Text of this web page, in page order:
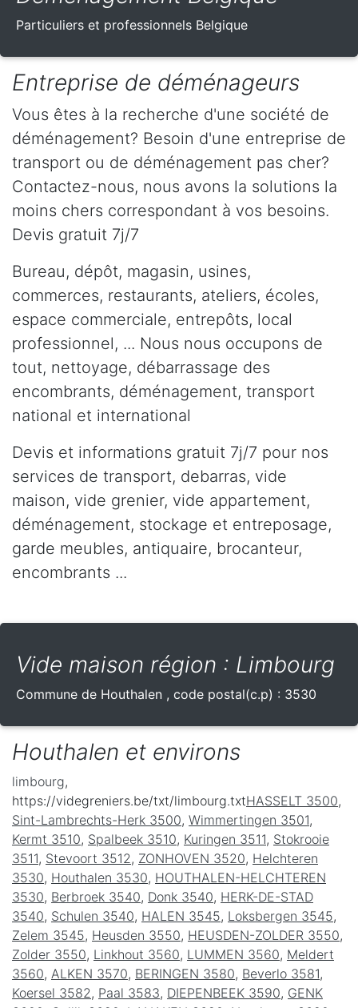
Particuliers et professionnels Belgique
Entreprise de déménageurs
Vous êtes à la recherche d'une société de
déménagement? Besoin d'une entreprise de
transport ou de déménagement pas cher?
Contactez-nous, nous avons la solutions la
moins chers correspondant à vos besoins.
Devis gratuit 7j/7
Bureau, dépôt, magasin, usines,
commerces, restaurants, ateliers, écoles,
espace commerciale, entrepôts, local
professionnel, ... Nous nous occupons de
tout, nettoyage, débarrassage des
encombrants, déménagement, transport
national et international
Devis et informations gratuit 7j/7 pour nos
services de transport, debarras, vide
maison, vide grenier, vide appartement,
déménagement, stockage et entreposage,
garde meubles, antiquaire, brocanteur,
encombrants ...
Vide maison région : Limbourg
Commune de Houthalen , code postal(c.p) : 3530
Houthalen et environs
limbourg,
https://videgreniers.be/txt/limbourg.txtHASSELT 3500,
Sint-Lambrechts-Herk 3500, Wimmertingen 3501,
Kermt 3510, Spalbeek 3510, Kuringen 3511, Stokrooie
3511, Stevoort 3512 , ZONHOVEN 3520, Helchteren
3530, Houthalen 3530, HOUTHALEN-HELCHTEREN
3530, Berbroek 3540, Donk 3540, HERK-DE-STAD
3540, Schulen 3540, HALEN 3545, Loksbergen 3545,
Zelem 3545, Heusden 3550, HEUSDEN-ZOLDER 3550,
Zolder 3550, Linkhout 3560, LUMMEN 3560, Meldert
3560, ALKEN 3570, BERINGEN 3580, Beverlo 3581,
Koersel 3582 , Paal 3583, DIEPENBEEK 3590, GENK